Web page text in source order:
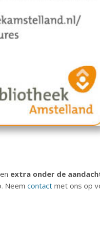
extra onder de
Neemcontact met ons op